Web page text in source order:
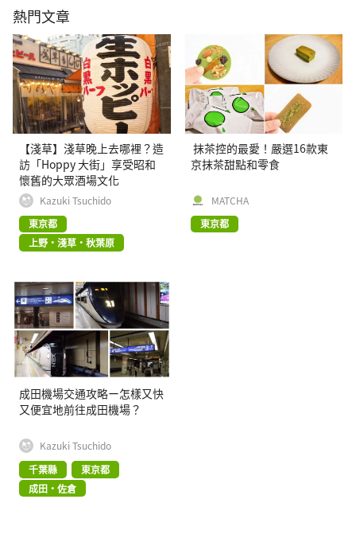
熱門文章
【淺草】淺草晚上去哪裡？造
訪「Hoppy 大街」享受昭和
懷舊的大眾酒場文化
Kazuki Tsuchido
東京都
上野・淺草・秋葉原
抹茶控的最愛！嚴選16款東
京抹茶甜點和零食
MATCHA
東京都
成田機場交通攻略ー怎樣又快
又便宜地前往成田機場？
Kazuki Tsuchido
千葉縣
東京都
成田・佐倉